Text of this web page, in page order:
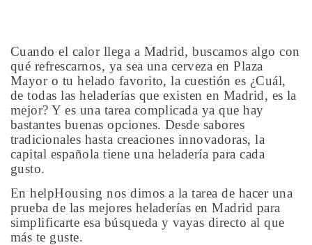
Cuando el calor llega a Madrid, buscamos algo con
qué refrescarnos, ya sea una cerveza en Plaza
Mayor o tu helado favorito, la cuestión es ¿Cuál,
de todas las heladerías que existen en Madrid, es la
mejor? Y es una tarea complicada ya que hay
bastantes buenas opciones. Desde sabores
tradicionales hasta creaciones innovadoras, la
capital española tiene una heladería para cada
gusto.
En helpHousing nos dimos a la tarea de hacer una
prueba de las mejores heladerías en Madrid para
simplificarte esa búsqueda y vayas directo al que
más te guste.